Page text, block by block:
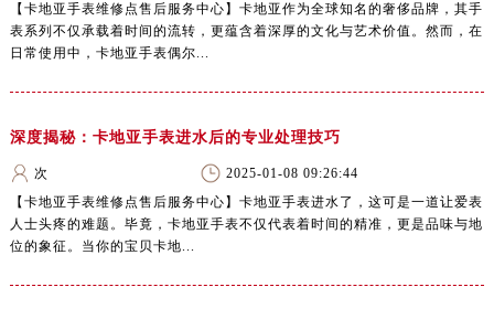
【卡地亚手表维修点售后服务中心】卡地亚作为全球知名的奢侈品牌，其手
表系列不仅承载着时间的流转，更蕴含着深厚的文化与艺术价值。然而，在
日常使用中，卡地亚手表偶尔...
深度揭秘：卡地亚手表进水后的专业处理技巧
次
2025-01-08 09:26:44
【卡地亚手表维修点售后服务中心】卡地亚手表进水了，这可是一道让爱表
人士头疼的难题。毕竟，卡地亚手表不仅代表着时间的精准，更是品味与地
位的象征。当你的宝贝卡地...